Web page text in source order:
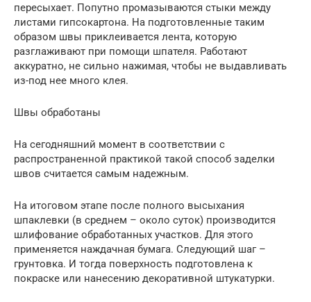
пересыхает. Попутно промазываются стыки между
листами гипсокартона. На подготовленные таким
образом швы приклеивается лента, которую
разглаживают при помощи шпателя. Работают
аккуратно, не сильно нажимая, чтобы не выдавливать
из-под нее много клея.
Швы обработаны
На сегодняшний момент в соответствии с
распространенной практикой такой способ заделки
швов считается самым надежным.
На итоговом этапе после полного высыхания
шпаклевки (в среднем – около суток) производится
шлифование обработанных участков. Для этого
применяется наждачная бумага. Следующий шаг –
грунтовка. И тогда поверхность подготовлена к
покраске или нанесению декоративной штукатурки.